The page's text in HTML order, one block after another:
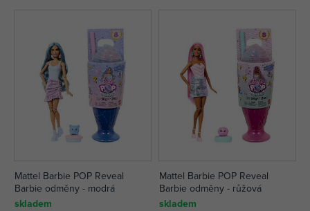
Mattel Barbie POP Reveal
Barbie odměny - modrá
skladem
Mattel Barbie POP Reveal
Barbie odměny - růžová
skladem